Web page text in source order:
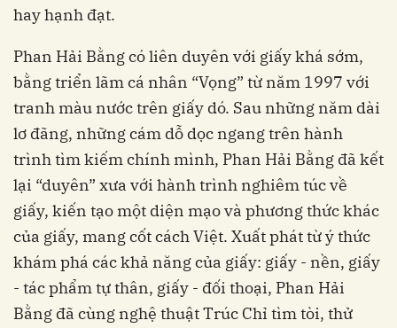
hay hạnh đạt.
Phan Hải Bằng có liên duyên với giấy khá sớm,
bằng triển lãm cá nhân “Vọng” từ năm 1997 với
tranh màu nước trên giấy dó. Sau những năm dài
lơ đãng, những cám dỗ dọc ngang trên hành
trình tìm kiếm chính mình, Phan Hải Bằng đã kết
lại “duyên” xưa với hành trình nghiêm túc về
giấy, kiến tạo một diện mạo và phương thức khác
của giấy, mang cốt cách Việt. Xuất phát từ ý thức
khám phá các khả năng của giấy: giấy - nền, giấy
- tác phẩm tự thân, giấy - đối thoại, Phan Hải
Bằng đã cùng nghệ thuật Trúc Chỉ tìm tòi, thử